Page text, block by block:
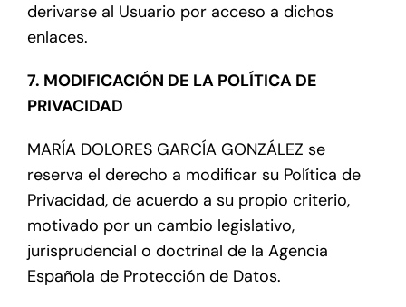
derivarse al Usuario por acceso a dichos
enlaces.
7. MODIFICACIÓN DE LA POLÍTICA DE
PRIVACIDAD
MARÍA DOLORES GARCÍA GONZÁLEZ se
reserva el derecho a modificar su Política de
Privacidad, de acuerdo a su propio criterio,
motivado por un cambio legislativo,
jurisprudencial o doctrinal de la Agencia
Española de Protección de Datos.